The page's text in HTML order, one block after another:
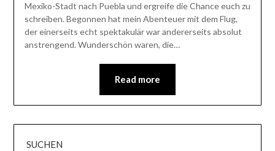
Mexiko-Stadt nach Puebla und ergreife die Chance euch zu
schreiben. Begonnen hat mein Abenteuer mit dem Flug,
der einerseits echt spektakulär war andererseits absolut
anstrengend. Wunderschön waren, die…
Read more
SUCHEN